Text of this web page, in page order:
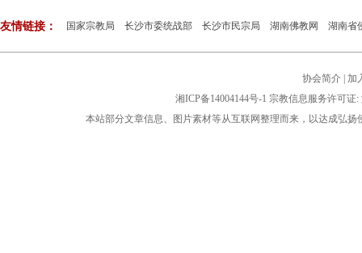
友情链接： 国家宗教局 长沙市委统战部 长沙市民宗局 湖南佛教网 湖南省
协会简介
加
湘ICP备14004144号-1 宗教信息服务许可证:
本站部分文章信息、图片素材等从互联网整理而来，以达成弘